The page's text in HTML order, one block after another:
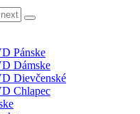
Pánske
Dámske
Dievčenské
Chlapec